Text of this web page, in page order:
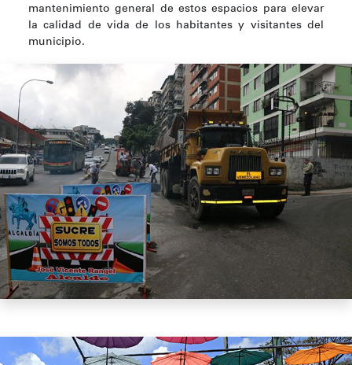
mantenimiento general de estos espacios para elevar
la calidad de vida de los habitantes y visitantes del
municipio.